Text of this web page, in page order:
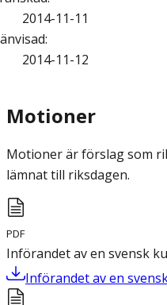
2014-11-11
:
2014-11-12
Motioner
Motioner är förslag som
lämnat till riksdagen.
PDF
Införandet av en svensk
Införandet av en